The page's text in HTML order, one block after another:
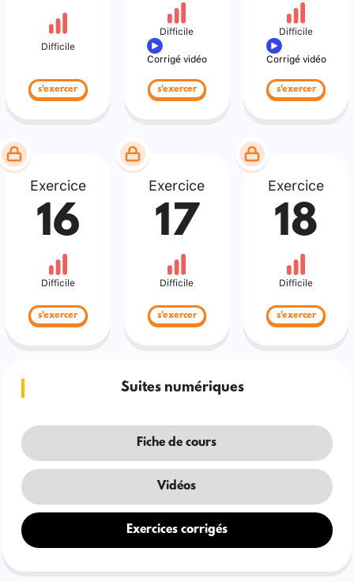
Difficile
s'exercer
Difficile
Corrigé vidéo
s'exercer
Difficile
Corrigé vidéo
s'exercer
Exercice
16
Difficile
s'exercer
Exercice
17
Difficile
s'exercer
Exercice
18
Difficile
s'exercer
Suites numériques
Fiche de cours
Vidéos
Exercices corrigés